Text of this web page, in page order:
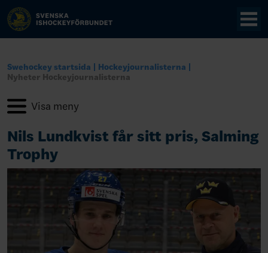
Swehockey startsida
Hockeyjournalisterna
Nyheter Hockeyjournalisterna
Nils Lundkvist får sitt pris, Salming
Trophy